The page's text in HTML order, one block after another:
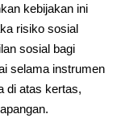
kebijakan ini
risiko sosial
sosial bagi
selama instrumen
di atas kertas,